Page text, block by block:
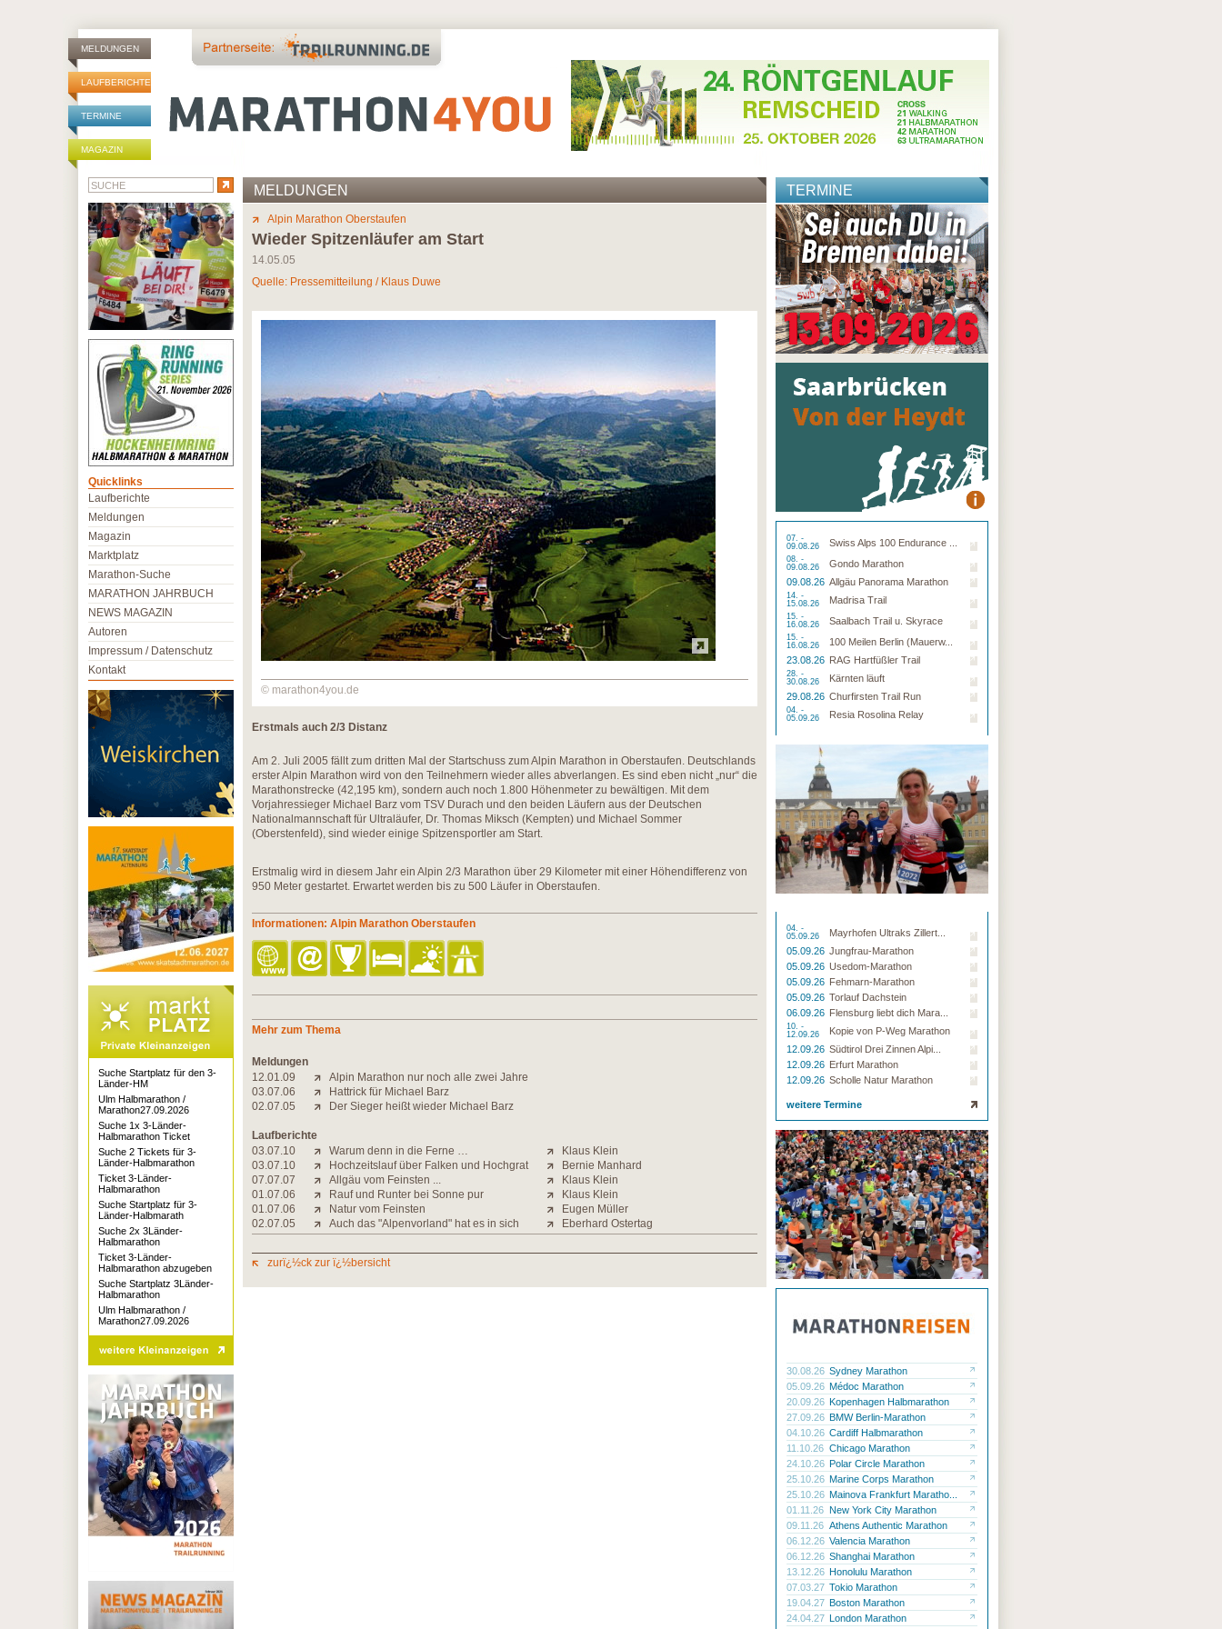
MELDUNGEN
LAUFBERICHTE
TERMINE
MAGAZIN
MELDUNGEN
Alpin Marathon Oberstaufen
Wieder Spitzenläufer am Start
14.05.05
Quelle: Pressemitteilung / Klaus Duwe
© marathon4you.de
Erstmals auch 2/3 Distanz
Am 2. Juli 2005 fällt zum dritten Mal der Startschuss zum Alpin Marathon in Oberstaufen. Deutschlands
erster Alpin Marathon wird von den Teilnehmern wieder alles abverlangen. Es sind eben nicht „nur“ die
Marathonstrecke (42,195 km), sondern auch noch 1.800 Höhenmeter zu bewältigen. Mit dem
Vorjahressieger Michael Barz vom TSV Durach und den beiden Läufern aus der Deutschen
Nationalmannschaft für Ultraläufer, Dr. Thomas Miksch (Kempten) und Michael Sommer
(Oberstenfeld), sind wieder einige Spitzensportler am Start.
Erstmalig wird in diesem Jahr ein Alpin 2/3 Marathon über 29 Kilometer mit einer Höhendifferenz von
950 Meter gestartet. Erwartet werden bis zu 500 Läufer in Oberstaufen.
Informationen: Alpin Marathon Oberstaufen
Mehr zum Thema
Meldungen
12.01.09
Alpin Marathon nur noch alle zwei Jahre
03.07.06
Hattrick für Michael Barz
02.07.05
Der Sieger heißt wieder Michael Barz
Laufberichte
03.07.10
Warum denn in die Ferne …
Klaus Klein
03.07.10
Hochzeitslauf über Falken und Hochgrat
Bernie Manhard
07.07.07
Allgäu vom Feinsten ...
Klaus Klein
01.07.06
Rauf und Runter bei Sonne pur
Klaus Klein
01.07.06
Natur vom Feinsten
Eugen Müller
02.07.05
Auch das "Alpenvorland" hat es in sich Eberhard Ostertag
zurï¿½ck zur ï¿½bersicht
TERMINE
07. -
09.08.26
Swiss Alps 100 Endurance ...
08. -
09.08.26
Gondo Marathon
09.08.26 Allgäu Panorama Marathon
14. -
15.08.26
Madrisa Trail
15. -
16.08.26
Saalbach Trail u. Skyrace
15. -
16.08.26
100 Meilen Berlin (Mauerw...
23.08.26 RAG Hartfüßler Trail
28. -
30.08.26
Kärnten läuft
29.08.26 Churfirsten Trail Run
04. -
05.09.26
Resia Rosolina Relay
04. -
05.09.26
Mayrhofen Ultraks Zillert...
05.09.26 Jungfrau-Marathon
05.09.26 Usedom-Marathon
05.09.26 Fehmarn-Marathon
05.09.26 Torlauf Dachstein
06.09.26 Flensburg liebt dich Mara...
10. -
12.09.26
Kopie von P-Weg Marathon
12.09.26 Südtirol Drei Zinnen Alpi...
12.09.26 Erfurt Marathon
12.09.26 Scholle Natur Marathon
weitere Termine
30.08.26 Sydney Marathon
05.09.26 Médoc Marathon
20.09.26 Kopenhagen Halbmarathon
27.09.26 BMW Berlin-Marathon
04.10.26 Cardiff Halbmarathon
11.10.26 Chicago Marathon
24.10.26 Polar Circle Marathon
25.10.26 Marine Corps Marathon
25.10.26 Mainova Frankfurt Maratho...
01.11.26 New York City Marathon
09.11.26 Athens Authentic Marathon
06.12.26 Valencia Marathon
06.12.26 Shanghai Marathon
13.12.26 Honolulu Marathon
07.03.27 Tokio Marathon
19.04.27 Boston Marathon
24.04.27 London Marathon
Quicklinks
Laufberichte
Meldungen
Magazin
Marktplatz
Marathon-Suche
MARATHON JAHRBUCH
NEWS MAGAZIN
Autoren
Impressum / Datenschutz
Kontakt
Suche Startplatz für den 3-
Länder-HM
Ulm Halbmarathon /
Marathon27.09.2026
Suche 1x 3-Länder-
Halbmarathon Ticket
Suche 2 Tickets für 3-
Länder-Halbmarathon
Ticket 3-Länder-
Halbmarathon
Suche Startplatz für 3-
Länder-Halbmarath
Suche 2x 3Länder-
Halbmarathon
Ticket 3-Länder-
Halbmarathon abzugeben
Suche Startplatz 3Länder-
Halbmarathon
Ulm Halbmarathon /
Marathon27.09.2026